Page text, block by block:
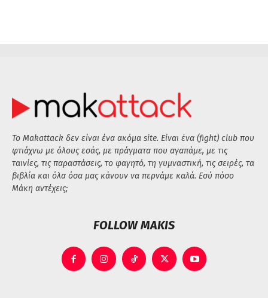
Το Makattack δεν είναι ένα ακόμα site. Είναι ένα (fight) club που
φτιάχνω με όλους εσάς, με πράγματα που αγαπάμε, με τις
ταινίες, τις παραστάσεις, το φαγητό, τη γυμναστική, τις σειρές, τα
βιβλία και όλα όσα μας κάνουν να περνάμε καλά. Εσύ πόσο
Μάκη αντέχεις;
FOLLOW MAKIS